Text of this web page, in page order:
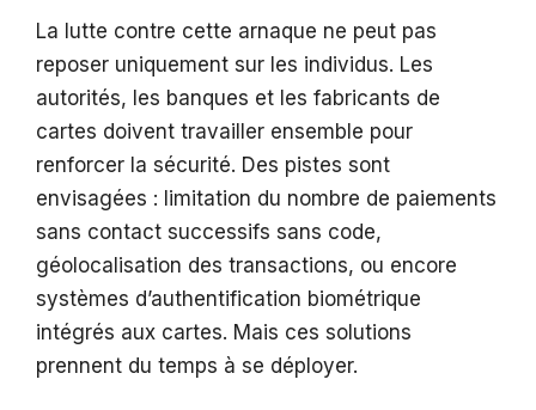
La lutte contre cette arnaque ne peut pas
reposer uniquement sur les individus. Les
autorités, les banques et les fabricants de
cartes doivent travailler ensemble pour
renforcer la sécurité. Des pistes sont
envisagées : limitation du nombre de paiements
sans contact successifs sans code,
géolocalisation des transactions, ou encore
systèmes d’authentification biométrique
intégrés aux cartes. Mais ces solutions
prennent du temps à se déployer.